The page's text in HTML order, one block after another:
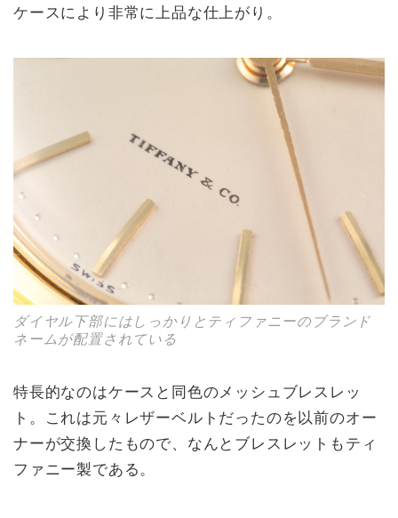
ケースにより非常に上品な仕上がり。
ダイヤル下部にはしっかりとティファニーのブランド
ネームが配置されている
特長的なのはケースと同色のメッシュブレスレッ
ト。これは元々レザーベルトだったのを以前のオー
ナーが交換したもので、なんとブレスレットもティ
ファニー製である。